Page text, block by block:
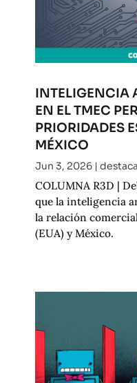
INTELIGENCIA
EN EL TMEC
PRIORIDADES
MÉXICO
Jun 3, 2026|
COLUMNA R3D |
que la inteligencia
la relación
(EUA) y México.